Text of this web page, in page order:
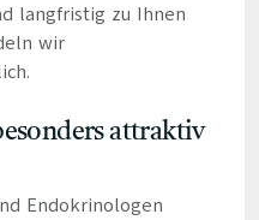
langfristig zu Ihnen
wir
attraktiv
Endokrinologen